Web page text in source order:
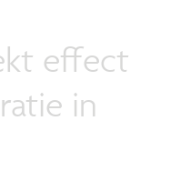
effect
in